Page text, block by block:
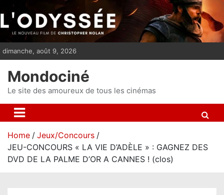
i
p
t
n
dimanche, août 9, 2026
Mondociné
Le site des amoureux de tous les cinémas
Home
Jeux/Concours
JEU-CONCOURS « LA VIE D’ADÈLE » : GAGNEZ DES
DVD DE LA PALME D’OR A CANNES ! (clos)